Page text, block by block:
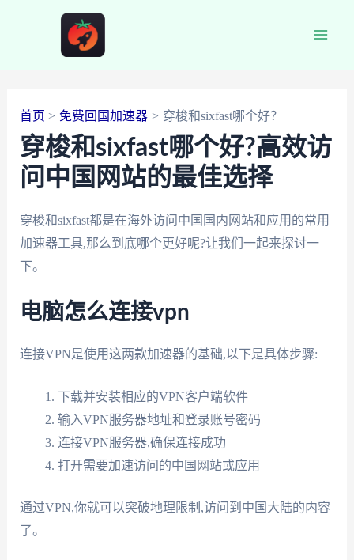
首页 免费回国加速器 穿梭和sixfast哪个好？
穿梭和sixfast哪个好?高效访
问中国网站的最佳选择
穿梭和sixfast都是在海外访问中国国内网站和应用的常用
加速器工具,那么到底哪个更好呢?让我们一起来探讨一
下。
电脑怎么连接vpn
连接VPN是使用这两款加速器的基础,以下是具体步骤:
下载并安装相应的VPN客户端软件
输入VPN服务器地址和登录账号密码
连接VPN服务器,确保连接成功
打开需要加速访问的中国网站或应用
通过VPN,你就可以突破地理限制,访问到中国大陆的内容
了。